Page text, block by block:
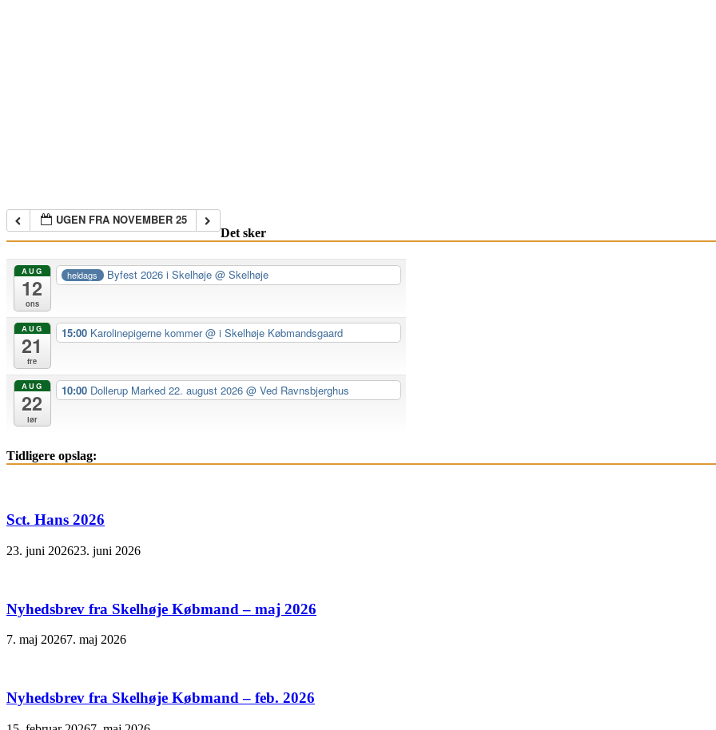
UGEN FRA NOVEMBER 25
Det sker
AUG
12
ons
heldags Byfest 2026 i Skelhøje@ Skelhøje
AUG
21
fre
15:00 Karolinepigerne kommer@ i Skelhøje Købmandsgaard
AUG
22
lør
10:00 Dollerup Marked 22. august 2026 @ Ved Ravnsbjerghus
Tidligere opslag:
Sct. Hans 2026
23. juni 202623. juni 2026
Nyhedsbrev fra Skelhøje Købmand – maj 2026
7. maj 20267. maj 2026
Nyhedsbrev fra Skelhøje Købmand – feb. 2026